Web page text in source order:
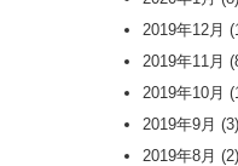
2019年12月
2019年11月
2019年10月
2019年9月 (3)
2019年8月 (2)